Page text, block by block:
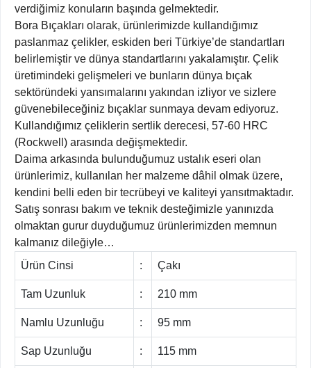
verdiğimiz konuların başında gelmektedir.
Bora Bıçakları olarak, ürünlerimizde kullandığımız
paslanmaz çelikler, eskiden beri Türkiye’de standartları
belirlemiştir ve dünya standartlarını yakalamıştır. Çelik
üretimindeki gelişmeleri ve bunların dünya bıçak
sektöründeki yansımalarını yakından izliyor ve sizlere
güvenebileceğiniz bıçaklar sunmaya devam ediyoruz.
Kullandığımız çeliklerin sertlik derecesi, 57-60 HRC
(Rockwell) arasında değişmektedir.
Daima arkasında bulunduğumuz ustalık eseri olan
ürünlerimiz, kullanılan her malzeme dâhil olmak üzere,
kendini belli eden bir tecrübeyi ve kaliteyi yansıtmaktadır.
Satış sonrası bakım ve teknik desteğimizle yanınızda
olmaktan gurur duyduğumuz ürünlerimizden memnun
kalmanız dileğiyle…
Ürün Cinsi
: Çakı
Tam Uzunluk : 210 mm
Namlu Uzunluğu : 95 mm
Sap Uzunluğu : 115 mm